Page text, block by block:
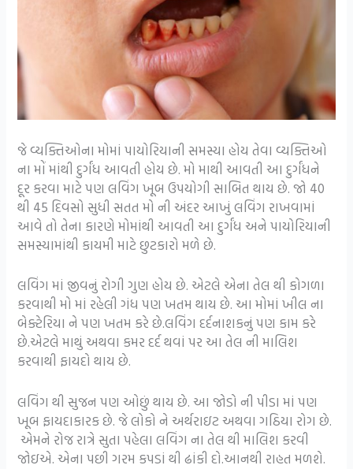
જે વ્યક્તિઓના મોમાં પાયોરિયાની સમસ્યા હોય તેવા વ્યક્તિઓ
ના મોં માંથી દુર્ગંધ આવતી હોય છે. મો માથી આવતી આ દુર્ગંધને
દૂર કરવા માટે પણ લવિંગ ખૂબ ઉપયોગી સાબિત થાય છે. જો 40
થી 45 દિવસો સુધી સતત મો ની અંદર આખું લવિંગ રાખવામાં
આવે તો તેના કારણે મોમાંથી આવતી આ દુર્ગંધ અને પાયોરિયાની
સમસ્યામાંથી કાયમી માટે છુટકારો મળે છે.
લવિંગ માં જીવનું રોગી ગુણ હોય છે. એટલે એના તેલ થી કોગળા
કરવાથી મો માં રહેલી ગંધ પણ ખતમ થાય છે. આ મોમાં ખીલ ના
બેક્ટેરિયા ને પણ ખતમ કરે છે.લવિંગ દર્દનાશકનું પણ કામ કરે
છે.એટલે માથું અથવા કમર દર્દ થવાં પર આ તેલ ની માલિશ
કરવાથી ફાયદો થાય છે.
લવિંગ થી સુજન પણ ઓછું થાય છે. આ જોડો ની પીડા માં પણ
ખૂબ ફાયદાકારક છે. જે લોકો ને અર્થરાઇટ અથવા ગઠિયા રોગ છે.
એમને રોજ રાત્રે સુતા પહેલા લવિંગ ના તેલ થી માલિશ કરવી
જોઇએ. એના પછી ગરમ કપડાં થી ઢાંકી દો.આનથી રાહત મળશે.